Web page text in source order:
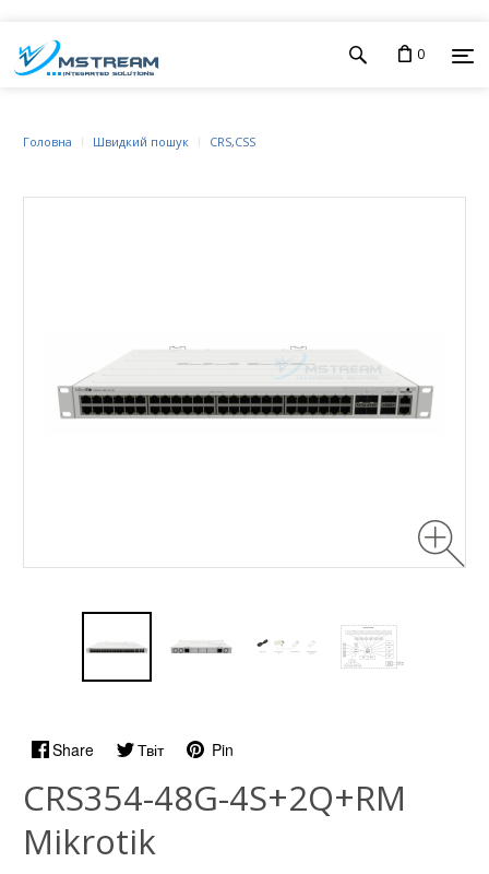
0
Головна Швидкий пошук CRS,CSS
Share Твіт Pin
CRS354-48G-4S+2Q+RM
Mikrotik